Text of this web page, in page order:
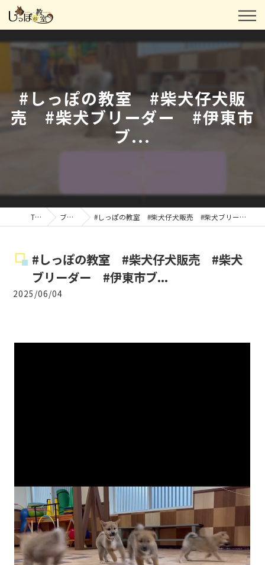
#しっぽの教室 #柴犬仔犬販
売 #柴犬ブリーダー #伊東市
ブ...
TOP ブログ #しっぽの教室 #柴犬仔犬販売 #柴犬ブリーダー #伊東市ブ...
#しっぽの教室 #柴犬仔犬販売 #柴犬
ブリーダー #伊東市ブ...
2025/06/04